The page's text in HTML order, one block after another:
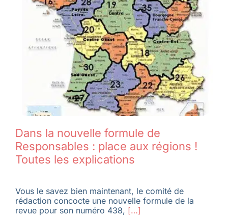
Dans la nouvelle formule de
Responsables : place aux régions !
Toutes les explications
Vous le savez bien maintenant, le comité de
rédaction concocte une nouvelle formule de la
revue pour son numéro 438, […]